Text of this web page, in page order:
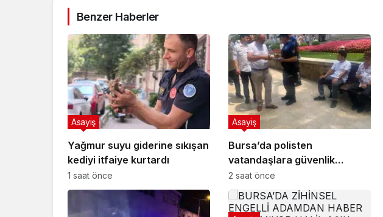
Benzer Haberler
Yağmur suyu giderine sıkışan
kediyi itfaiye kurtardı
Asayiş
1 saat önce
Bursa’da polisten
vatandaşlara güvenlik
bilgilendirmesi
Asayiş
2 saat önce